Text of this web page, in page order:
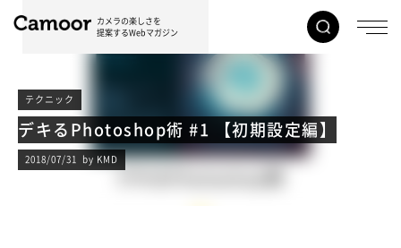
カメラの楽しさを
提案するWebマガジン
テクニック
デキるPhotoshop術 #1 【初期設定編】
2018/07/31 by KMD